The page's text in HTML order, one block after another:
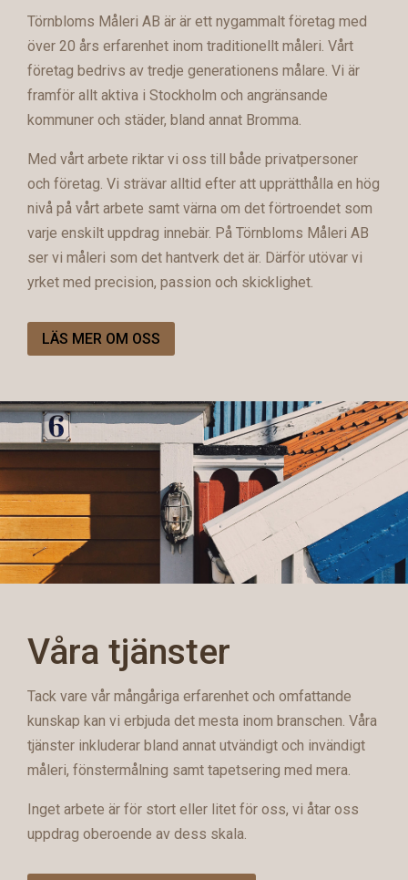
Törnbloms Måleri AB är är ett nygammalt företag med
över 20 års erfarenhet inom traditionellt måleri. Vårt
företag bedrivs av tredje generationens målare. Vi är
framför allt aktiva i Stockholm och angränsande
kommuner och städer, bland annat Bromma.
Med vårt arbete riktar vi oss till både privatpersoner
och företag. Vi strävar alltid efter att upprätthålla en hög
nivå på vårt arbete samt värna om det förtroendet som
varje enskilt uppdrag innebär. På Törnbloms Måleri AB
ser vi måleri som det hantverk det är. Därför utövar vi
yrket med precision, passion och skicklighet.
LÄS MER OM OSS
Våra tjänster
Tack vare vår mångåriga erfarenhet och omfattande
kunskap kan vi erbjuda det mesta inom branschen. Våra
tjänster inkluderar bland annat utvändigt och invändigt
måleri, fönstermålning samt tapetsering med mera.
Inget arbete är för stort eller litet för oss, vi åtar oss
uppdrag oberoende av dess skala.